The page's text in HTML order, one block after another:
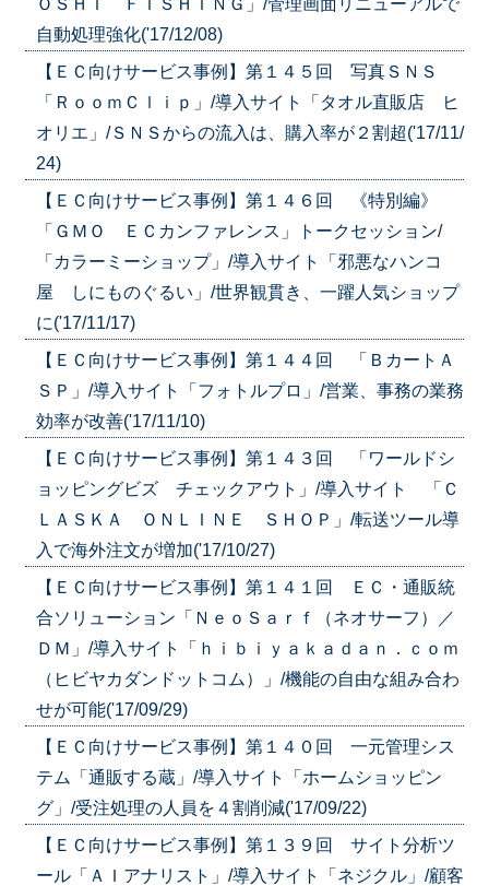
ＯＳＨＩ ＦＩＳＨＩＮＧ」/管理画面リニューアルで
自動処理強化('17/12/08)
【ＥＣ向けサービス事例】第１４５回 写真ＳＮＳ
「ＲｏｏｍＣｌｉｐ」/導入サイト「タオル直販店 ヒ
オリエ」/ＳＮＳからの流入は、購入率が２割超('17/11/
24)
【ＥＣ向けサービス事例】第１４６回 《特別編》
「ＧＭＯ ＥＣカンファレンス」トークセッション/
「カラーミーショップ」/導入サイト「邪悪なハンコ
屋 しにものぐるい」/世界観貫き、一躍人気ショップ
に('17/11/17)
【ＥＣ向けサービス事例】第１４４回 「ＢカートＡ
ＳＰ」/導入サイト「フォトルプロ」/営業、事務の業務
効率が改善('17/11/10)
【ＥＣ向けサービス事例】第１４３回 「ワールドシ
ョッピングビズ チェックアウト」/導入サイト 「Ｃ
ＬＡＳＫＡ ＯＮＬＩＮＥ ＳＨＯＰ」/転送ツール導
入で海外注文が増加('17/10/27)
【ＥＣ向けサービス事例】第１４１回 ＥＣ・通販統
合ソリューション「ＮｅｏＳａｒｆ（ネオサーフ）／
ＤＭ」/導入サイト「ｈｉｂｉｙａｋａｄａｎ．ｃｏｍ
（ヒビヤカダンドットコム）」/機能の自由な組み合わ
せが可能('17/09/29)
【ＥＣ向けサービス事例】第１４０回 一元管理シス
テム「通販する蔵」/導入サイト「ホームショッピン
グ」/受注処理の人員を４割削減('17/09/22)
【ＥＣ向けサービス事例】第１３９回 サイト分析ツ
ール「ＡＩアナリスト」/導入サイト「ネジクル」/顧客